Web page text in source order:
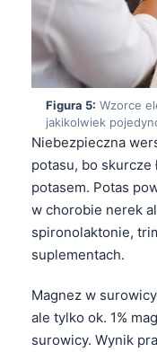
Figura 5: Wzorce
jakikolwiek
Niebezpieczna
potasu, bo skurcze
potasem. Potas
w chorobie nerek
spironolaktonie,
suplementach.
Magnez w
ale tylko ok. 1%
surowicy. Wynik